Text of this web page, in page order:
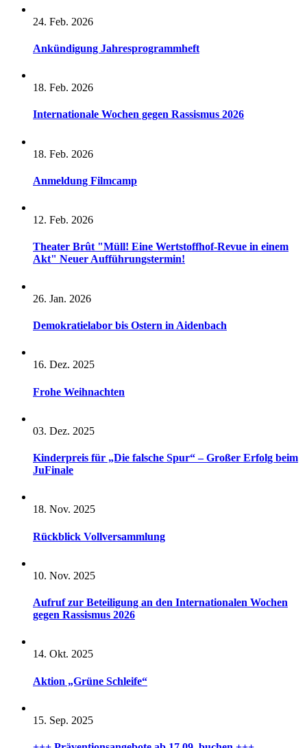
24. Feb. 2026
Ankündigung Jahresprogrammheft
18. Feb. 2026
Internationale Wochen gegen Rassismus 2026
18. Feb. 2026
Anmeldung Filmcamp
12. Feb. 2026
Theater Brût "Müll! Eine Wertstoffhof-Revue in einem
Akt" Neuer Aufführungstermin!
26. Jan. 2026
Demokratielabor bis Ostern in Aidenbach
16. Dez. 2025
Frohe Weihnachten
03. Dez. 2025
Kinderpreis für „Die falsche Spur“ – Großer Erfolg beim
JuFinale
18. Nov. 2025
Rückblick Vollversammlung
10. Nov. 2025
Aufruf zur Beteiligung an den Internationalen Wochen
gegen Rassismus 2026
14. Okt. 2025
Aktion „Grüne Schleife“
15. Sep. 2025